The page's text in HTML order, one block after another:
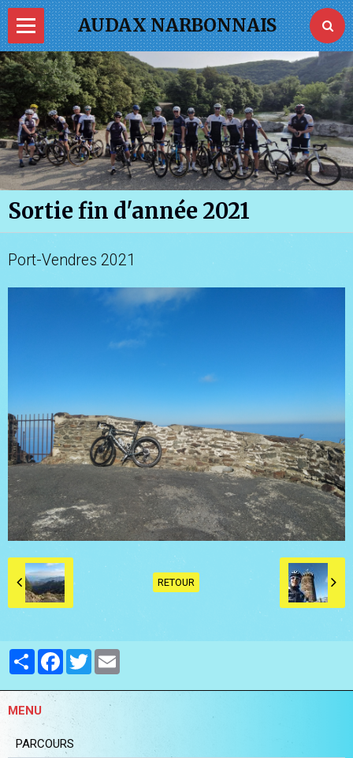
AUDAX NARBONNAIS
Page d'accueil
PASS VELO
La FFVélo
Je commande ma tenue
Photos
Vidéos
Sortie fin d'année 2021
Port-Vendres 2021
RETOUR
PartagerFacebook
Twitter
MENU
PARCOURS